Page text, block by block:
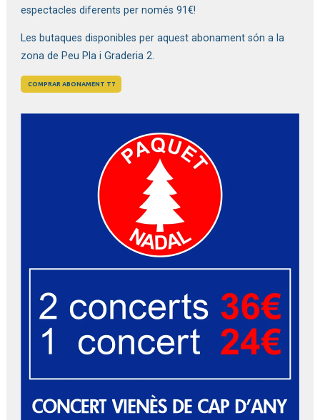
espectacles diferents per només 91€!
Les butaques disponibles per aquest abonament són a la
zona de Peu Pla i Graderia 2.
COMPRAR ABONAMENT T7